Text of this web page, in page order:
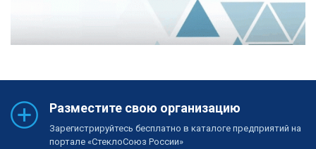
Разместите свою организацию
Зарегистрируйтесь бесплатно в каталоге предприятий на
портале «СтеклоСоюз России»